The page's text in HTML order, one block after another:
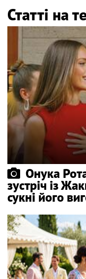
Статті на
Онука
зустріч із
сукні його